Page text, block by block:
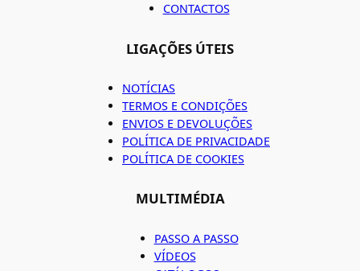
CONTACTOS
LIGAÇÕES ÚTEIS
NOTÍCIAS
TERMOS E CONDIÇÕES
ENVIOS E DEVOLUÇÕES
POLÍTICA DE PRIVACIDADE
POLÍTICA DE COOKIES
MULTIMÉDIA
PASSO A PASSO
VÍDEOS